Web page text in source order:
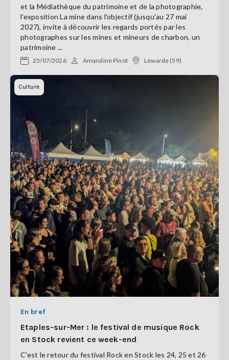
et la Médiathèque du patrimoine et de la photographie,
l'exposition La mine dans l'objectif (jusqu'au 27 mai
2027), invite à découvrir les regards portés par les
photographes sur les mines et mineurs de charbon, un
patrimoine ...
25/07/2026 Amandine Pinot Lewarde (59)
Culture
En bref
Etaples-sur-Mer : le festival de musique Rock
en Stock revient ce week-end
C'est le retour du festival Rock en Stock les 24, 25 et 26